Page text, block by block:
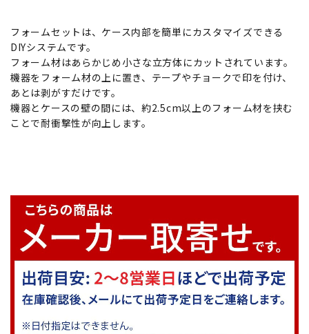
フォームセットは、ケース内部を簡単にカスタマイズできる
DIYシステムです。
フォーム材はあらかじめ小さな立方体にカットされています。
機器をフォーム材の上に置き、テープやチョークで印を付け、
あとは剥がすだけです。
機器とケースの壁の間には、約2.5cm以上のフォーム材を挟む
ことで耐衝撃性が向上します。